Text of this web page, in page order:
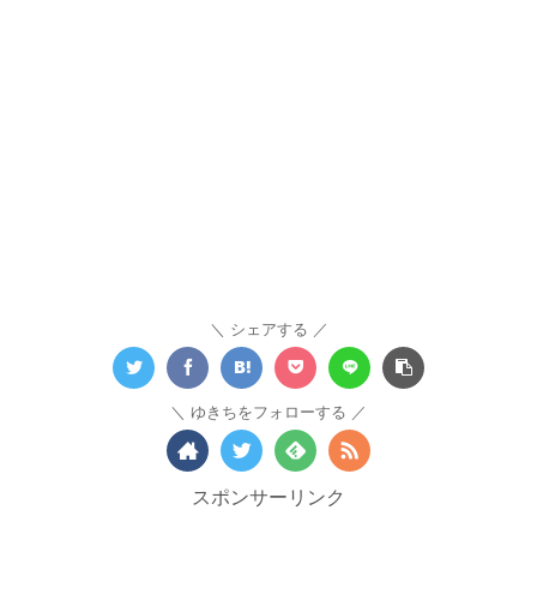
シェアする
ゆきちをフォローする
スポンサーリンク